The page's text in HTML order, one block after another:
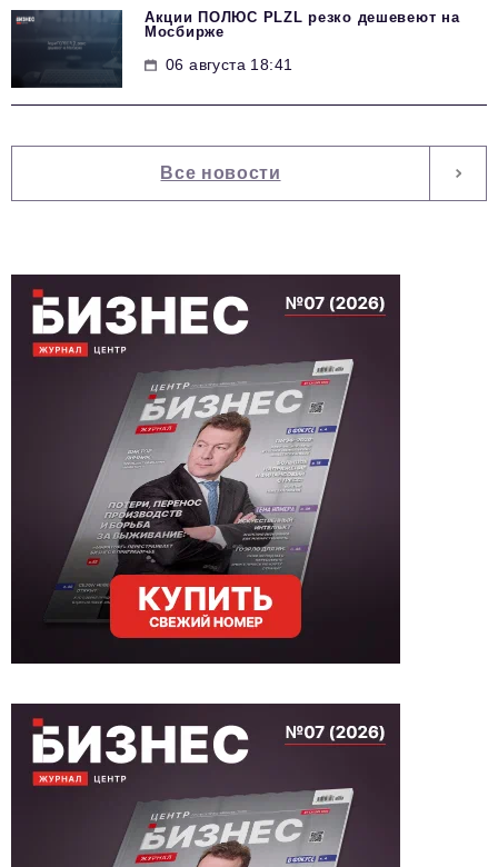
Акции ПОЛЮС PLZL резко дешевеют на
Мосбирже
06 августа 18:41
Все новости